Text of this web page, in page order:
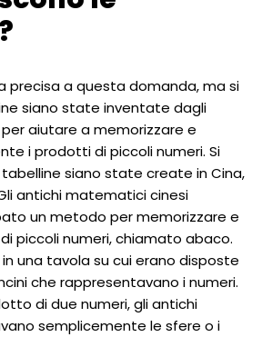
precisa a questa domanda, ma si
siano state inventate dagli
aiutare a memorizzare e
i prodotti di piccoli numeri. Si
siano state create in Cina,
antichi matematici cinesi
un metodo per memorizzare e
piccoli numeri, chiamato abaco.
una tavola su cui erano disposte
che rappresentavano i numeri.
di due numeri, gli antichi
semplicemente le sfere o i